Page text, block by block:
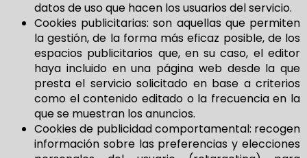
datos de uso que hacen los usuarios del servicio.
Cookies publicitarias: son aquellas que permiten
la gestión, de la forma más eficaz posible, de los
espacios publicitarios que, en su caso, el editor
haya incluido en una página web desde la que
presta el servicio solicitado en base a criterios
como el contenido editado o la frecuencia en la
que se muestran los anuncios.
Cookies de publicidad comportamental: recogen
información sobre las preferencias y elecciones